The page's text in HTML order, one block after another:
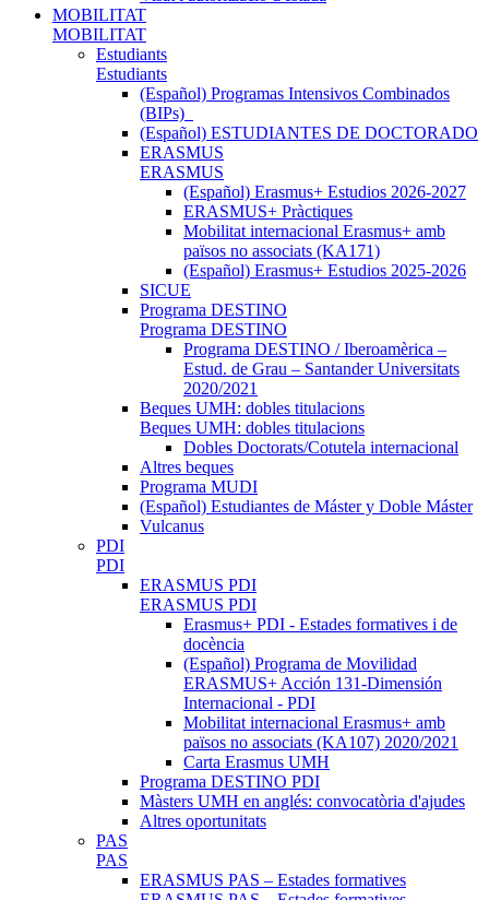
MOBILITAT
MOBILITAT
Estudiants
Estudiants
(Español) Programas Intensivos Combinados
(BIPs)_
(Español) ESTUDIANTES DE DOCTORADO
ERASMUS
ERASMUS
(Español) Erasmus+ Estudios 2026-2027
ERASMUS+ Pràctiques
Mobilitat internacional Erasmus+ amb
països no associats (KA171)
(Español) Erasmus+ Estudios 2025-2026
SICUE
Programa DESTINO
Programa DESTINO
Programa DESTINO / Iberoamèrica –
Estud. de Grau – Santander Universitats
2020/2021
Beques UMH: dobles titulacions
Beques UMH: dobles titulacions
Dobles Doctorats/Cotutela internacional
Altres beques
Programa MUDI
(Español) Estudiantes de Máster y Doble Máster
Vulcanus
PDI
PDI
ERASMUS PDI
ERASMUS PDI
Erasmus+ PDI - Estades formatives i de
docència
(Español) Programa de Movilidad
ERASMUS+ Acción 131-Dimensión
Internacional - PDI
Mobilitat internacional Erasmus+ amb
països no associats (KA107) 2020/2021
Carta Erasmus UMH
Programa DESTINO PDI
Màsters UMH en anglés: convocatòria d'ajudes
Altres oportunitats
PAS
PAS
ERASMUS PAS – Estades formatives